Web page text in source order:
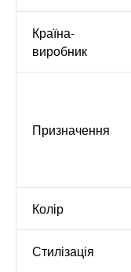
Країна-
виробник
Призначення
Колір
Стилізація